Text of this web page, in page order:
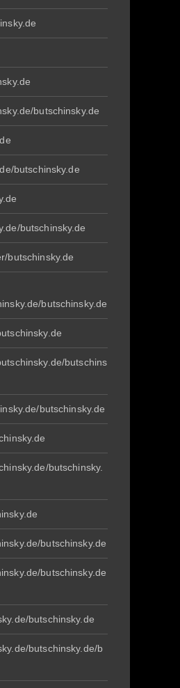
butschinsky.de
butschinsky.de
butschinsky.de
butschinsky.de
butschinsky.de
butschins
butschinsky.de
butschinsky.
butschinsky.de
butschinsky.de
butschinsky.de
butschinsky.de/b